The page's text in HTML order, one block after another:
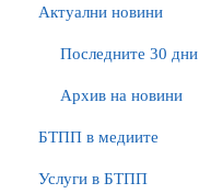
Актуални новини
Последните 30 дни
Архив на новини
БTПП в медиите
Услуги в БТПП